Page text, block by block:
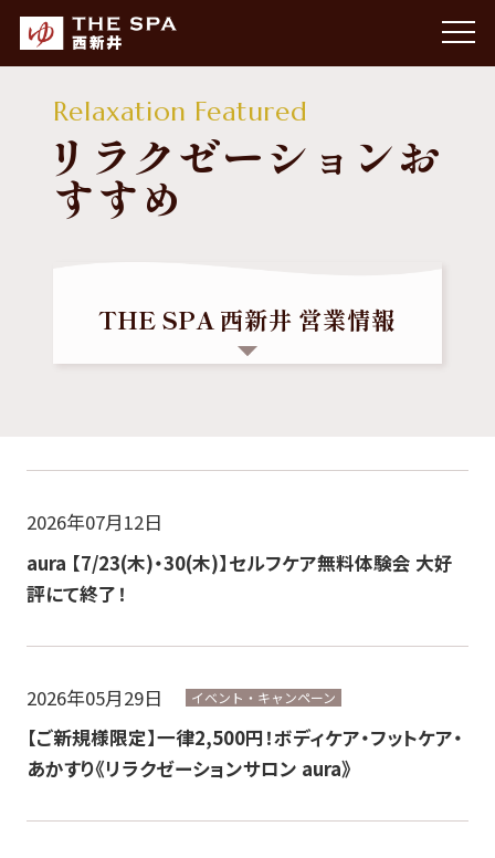
Relaxation Featured
リラクゼーションお
すすめ
THE SPA 西新井 営業情報
【駐車場】 108台
朝風呂最終チェックイン：9:30
2026年07月12日
aura 【7/23(木)・30(木)】セルフケア無料体験会 大好
評にて終了！
2026年05月29日 イベント・キャンペーン
【ご新規様限定】一律2,500円！ボディケア・フットケア・
あかすり《リラクゼーションサロン aura》